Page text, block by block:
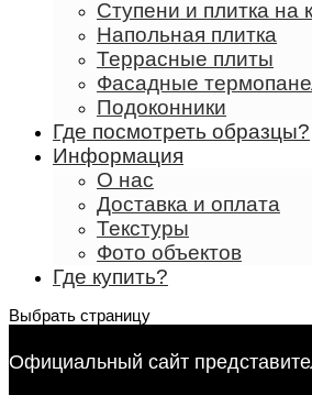
Ступени и плитка на
Напольная плитка
Террасные плиты
Фасадные
Подоконники
Где посмотреть образцы?
Информация
О нас
Доставка и оплата
Текстуры
Фото объектов
Где купить?
Выбрать страницу
Официальный сайт